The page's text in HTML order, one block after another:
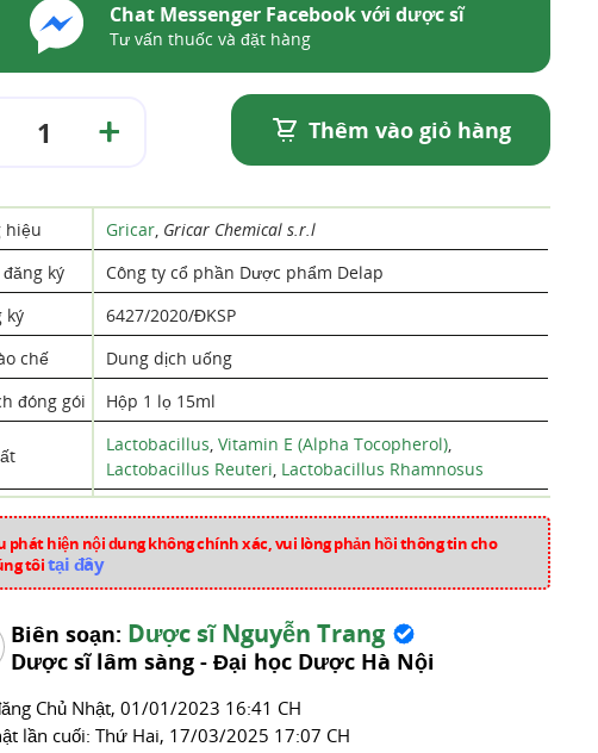
Chat Messenger Facebook với dược sĩ
Tư vấn thuốc và đặt hàng
Thêm vào giỏ hàng
hiệu Gricar, Gricar Chemical s.r.l
ký
Công ty cổ phần Dược phẩm Delap
ký
6427/2020/ĐKSP
chế
Dung dịch uống
đóng gói
Hộp 1 lọ 15ml
Lactobacillus, Vitamin E (Alpha Tocopherol),
Lactobacillus Reuteri, Lactobacillus Rhamnosus
Silica (Silicon Dioxit)
Dầu Hướng Dương (Helianthus annuus L.)
Ý
phẩm
aa5605
Men Vi Sinh
phát hiện nội dung không chính xác, vui lòng phản hồi thông tin cho
tôitại đây
Biên soạn: Dược sĩ Nguyễn Trang
Dược sĩ lâm sàng - Đại học Dược Hà Nội
Chủ Nhật, 01/01/2023 16:41 CH
lần cuối: Thứ Hai, 17/03/2025 17:07 CH